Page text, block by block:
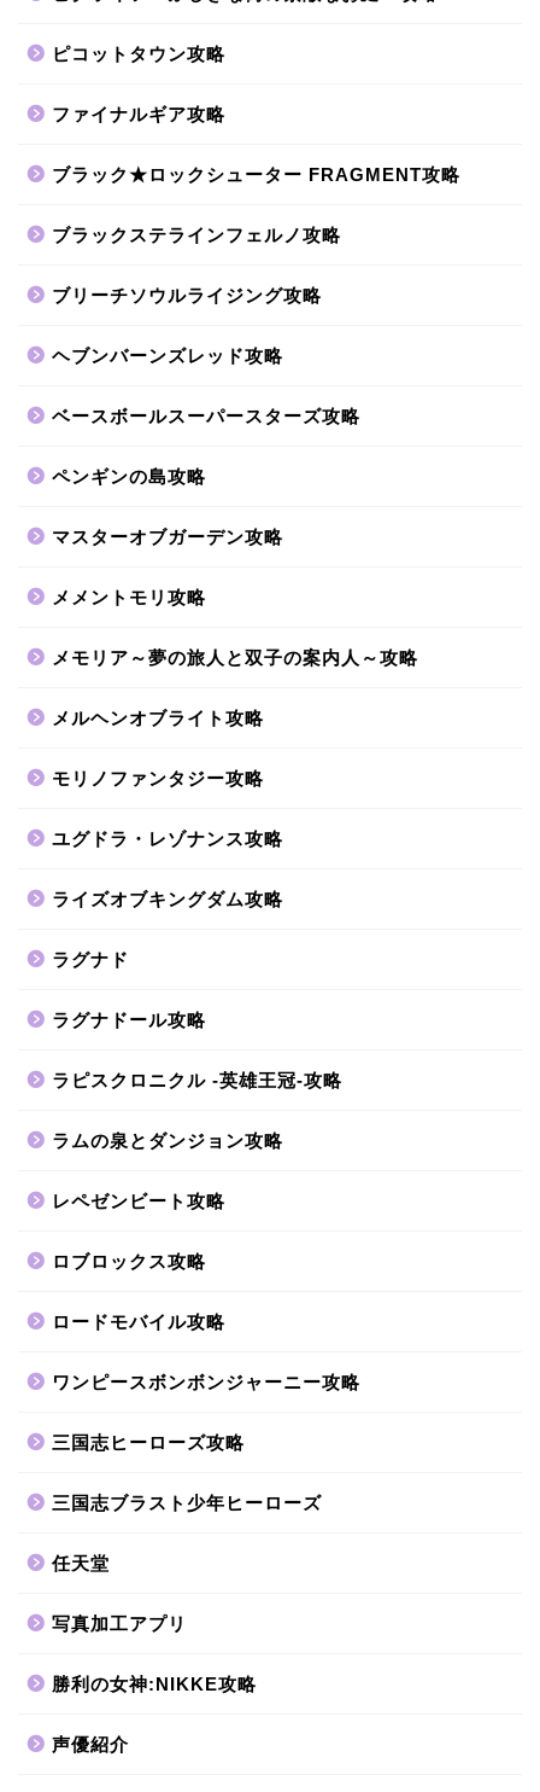
ピコットタウン攻略
ファイナルギア攻略
ブラック★ロックシューター FRAGMENT攻略
ブラックステラインフェルノ攻略
ブリーチソウルライジング攻略
ヘブンバーンズレッド攻略
ベースボールスーパースターズ攻略
ペンギンの島攻略
マスターオブガーデン攻略
メメントモリ攻略
メモリア～夢の旅人と双子の案内人～攻略
メルヘンオブライト攻略
モリノファンタジー攻略
ユグドラ・レゾナンス攻略
ライズオブキングダム攻略
ラグナド
ラグナドール攻略
ラピスクロニクル -英雄王冠-攻略
ラムの泉とダンジョン攻略
レペゼンビート攻略
ロブロックス攻略
ロードモバイル攻略
ワンピースボンボンジャーニー攻略
三国志ヒーローズ攻略
三国志ブラスト少年ヒーローズ
任天堂
写真加工アプリ
勝利の女神:NIKKE攻略
声優紹介